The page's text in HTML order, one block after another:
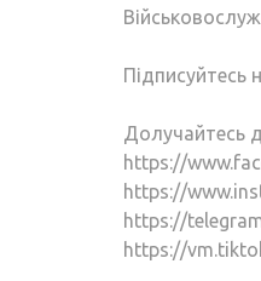
Підписуйтесь
Долучайтесь
https://
https://
https://
https://